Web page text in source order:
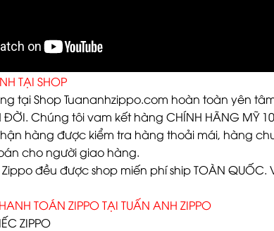
TẠI SHOP
tại Shop Tuananhzippo.com hoàn toàn yên
ĐỜI. Chúng tôi vam kết hàng CHÍNH HÃNG MỸ
hàng được kiểm tra hàng thoải mái, hàng
cho người giao hàng.
đều được shop miến phí ship TOÀN
TOÁN ZIPPO TẠI TUẤN ANH ZIPPO
ZIPPO